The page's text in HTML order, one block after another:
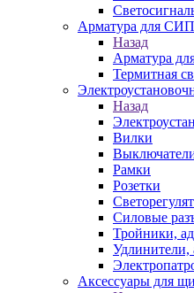
Арматура для
Назад
Арматура
Термитная
Назад
Вилки
Рамки
Розетки
Силовые
Тройники,
Удлинители,
Аксессуары для